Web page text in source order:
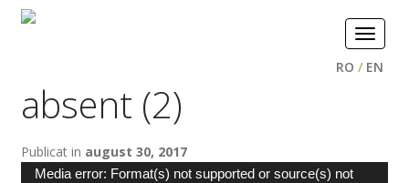
Toggle
RO / EN
absent (2)
Publicat in august 30, 2017
Player
Media error: Format(s) not supported or source(s) not